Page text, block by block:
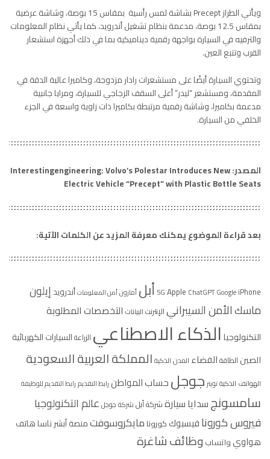
ويأتي الطراز Precept بشاشة لمس رأسية بمقاس 15 بوصة، وشاشة عرضية
بمقاس 12.5 بوصة، مدعمة بنظام تشغيل أندرويد، كما يأتي نظام المعلومات
والترفيه في السيارة بواجهة رقمية ديناميكية بما في ذلك أجهزة استشعار
القرب وتتبع العين.
وتحتوي السيارة أيضًا على مستشعرات رادار مزدوجة، وكاميرا عالية الدقة في
المقدمة، ومستشعر “ليدر” أعلى السقف الزجاجي للسيارة، ومرايا جانبية
مدعمة بكاميرا، وشاشة رقمية مرتبطة بكاميرا ذات زاوية واسعة في الجزء
الخلفي من السيارة.
المصدر: Interestingengineering: Volvo’s Polestar Introduces New
Electric Vehicle “Precept” with Plastic Bottle Seats
بعد قراءة الموضوع يمكنك معرفة المزيد عن الكلمات الآتية:
5GApple ChatGPTGoogleiPhone أبل أمازونأمن المعلوماتأندرويدإيلون
ماسكالأمن السيبرانيالإنترنتالبيانات التخصصات المطلوبة
التكنولوجياالذكاء الاصطناعي الزراعةالسيارات الكهربائية
الصين الطاقةالفضاء المدن الذكيةالمملكة العربية السعودية
الهواتف الذكيةتويتر جوجلحساب المواطن رابط التقديم رابط التقديم للوظيفة
سامسونجسداياسيارةشركة أبلشركة جوجلعالم التكنولوجيا
فيروس كورونافيسبوككورونا مايكروسوفتمنصة أبشرناساهاتف
هواويواتساب وظائف شاغرة